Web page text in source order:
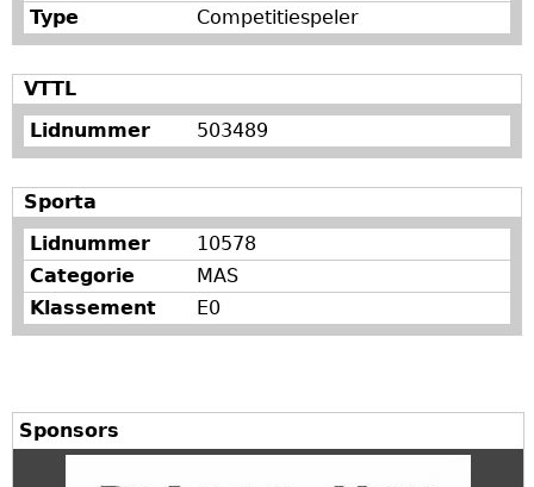
Type
Competitiespeler
VTTL
Lidnummer
503489
Sporta
Lidnummer
10578
Categorie
MAS
Klassement
E0
Sponsors